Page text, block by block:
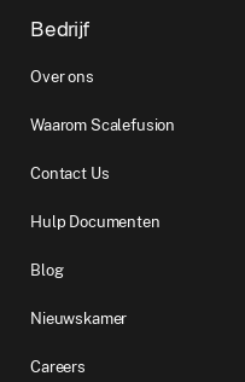
Bedrijf
Over ons
Waarom Scalefusion
Contact Us
Hulp Documenten
Blog
Nieuwskamer
Careers